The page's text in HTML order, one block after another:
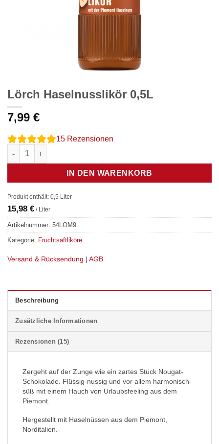
Lörch Haselnusslikör 0,5L
7,99 €
15 Rezensionen
Lörch Haselnusslikör 0,5L Menge
IN DEN WARENKORB
Produkt enthält: 0,5 Liter
15,98 € / Liter
Artikelnummer: 54LOM9
Kategorie: Fruchtsaftliköre
Versand & Rücksendung | AGB
Beschreibung
Zusätzliche Informationen
Rezensionen (15)
Zergeht auf der Zunge wie ein zartes Stück Nougat-
Schokolade. Flüssig-nussig und vor allem harmonisch-
süß mit einem Hauch von Urlaubsfeeling aus dem
Piemont.
Hergestellt mit Haselnüssen aus dem Piemont,
Norditalien.